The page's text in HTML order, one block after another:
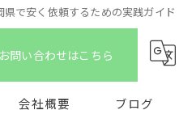
で安く依頼するための実践ガイド
お問い合わせはこちら
会社概要 ブログ